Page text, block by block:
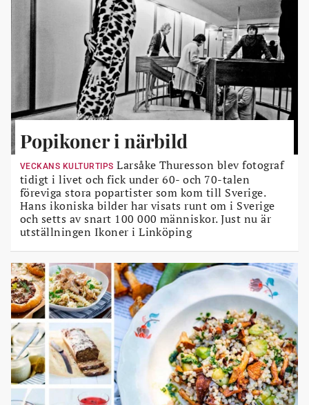
Popikoner i närbild
VECKANS KULTURTIPS Larsåke Thuresson blev fotograf
tidigt i livet och fick under 60- och 70-talen
föreviga stora popartister som kom till Sverige.
Hans ikoniska bilder har visats runt om i Sverige
och setts av snart 100 000 människor. Just nu är
utställningen Ikoner i Linköping